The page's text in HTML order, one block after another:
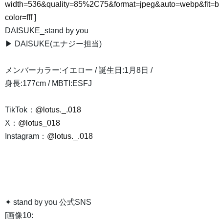
color=fff]
DAISUKE_stand by you
▶ DAISUKE(エナジー担当)
メンバーカラー:イエロー / 誕生日:1月8日 /
身長:177cm / MBTI:ESFJ
TikTok： @lotus._.018
X： @lotus_018
Instagram： @lotus._.018
✦ stand by you 公式SNS
[画像10: